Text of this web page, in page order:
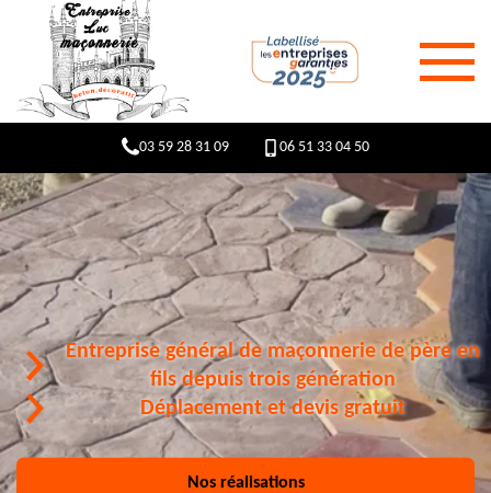
03 59 28 31 09 06 51 33 04 50
Entreprise général de maçonnerie de père en
fils depuis trois génération
Déplacement et devis gratuit
Nos réalisations